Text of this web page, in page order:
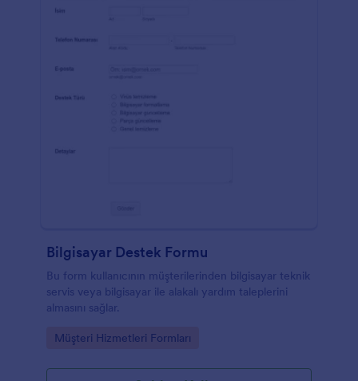
Bilgisayar Destek Formu
Bu form kullanıcının müşterilerinden bilgisayar teknik
servis veya bilgisayar ile alakalı yardım taleplerini
almasını sağlar.
Go to Category:
Müşteri Hizmetleri Formları